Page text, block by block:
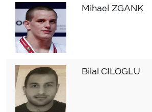
Mihael ZGANK
Bilal CILOGLU